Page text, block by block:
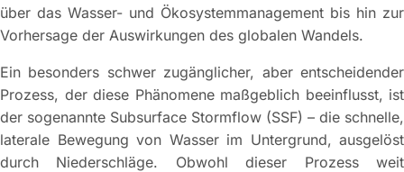
über das Wasser- und Ökosystemmanagement bis hin zur
Vorhersage der Auswirkungen des globalen Wandels.
Ein besonders schwer zugänglicher, aber entscheidender
Prozess, der diese Phänomene maßgeblich beeinflusst, ist
der sogenannte Subsurface Stormflow (SSF) – die schnelle,
laterale Bewegung von Wasser im Untergrund, ausgelöst
durch Niederschläge. Obwohl dieser Prozess weit